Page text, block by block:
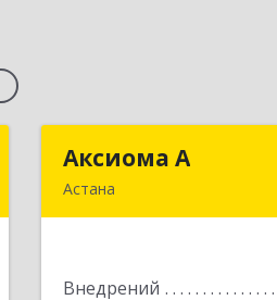
Аксиома А
Астана
Внедрений